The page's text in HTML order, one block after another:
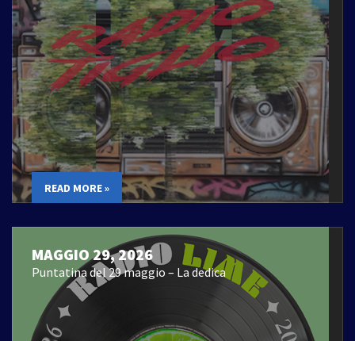
READ MORE »
MAGGIO 29, 2026
Puntatina del 29 maggio – La dedica